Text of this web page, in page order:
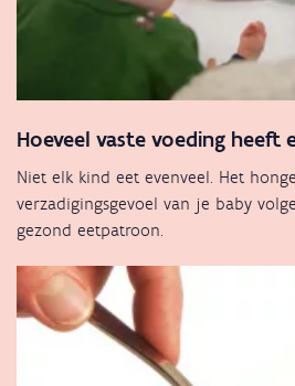
Hoeveel vaste voeding heeft
Niet elk kind eet evenveel. Het
verzadigingsgevoel van je baby
gezond eetpatroon.